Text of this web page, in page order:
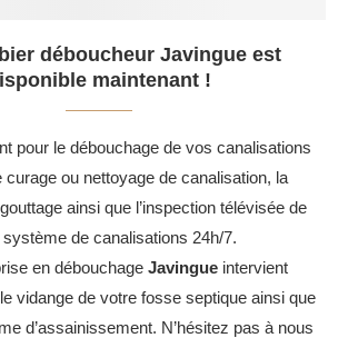
déboucheur Javingue est
maintenant !
pour le débouchage de vos canalisations
curage ou nettoyage de canalisation, la
ainsi que l’inspection télévisée de
de canalisations 24h/7.
en débouchage Javingueintervient
vidange de votre fosse septique ainsi que
d’assainissement. N’hésitez pas à nous